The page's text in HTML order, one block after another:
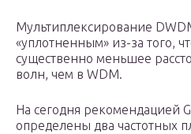
Мультиплексирование
«уплотненным» из-за того,
существенно меньшее
волн, чем в WDM.
Нa сегодня рекомендацией
определены два частотных